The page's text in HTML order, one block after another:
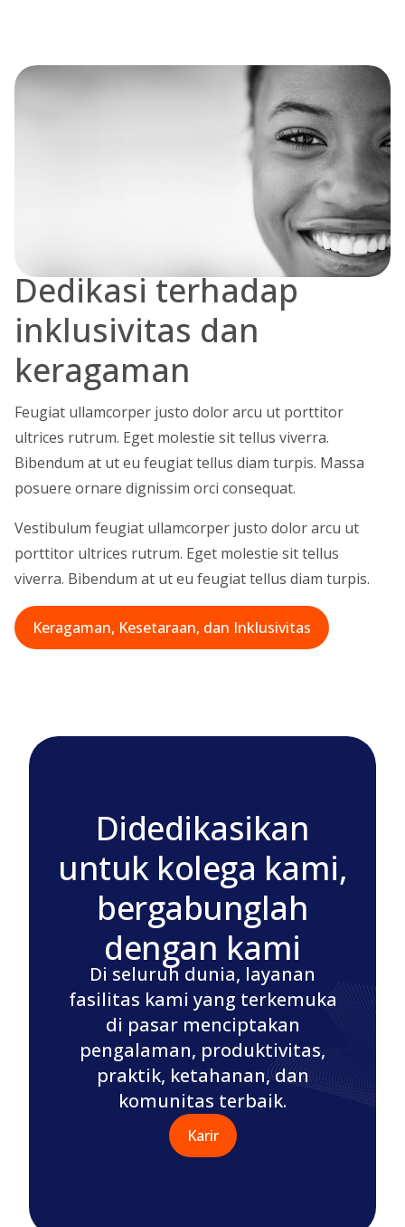
Dedikasi terhadap
inklusivitas dan
keragaman
Feugiat ullamcorper justo dolor arcu ut porttitor
ultrices rutrum. Eget molestie sit tellus viverra.
Bibendum at ut eu feugiat tellus diam turpis. Massa
posuere ornare dignissim orci consequat.
Vestibulum feugiat ullamcorper justo dolor arcu ut
porttitor ultrices rutrum. Eget molestie sit tellus
viverra. Bibendum at ut eu feugiat tellus diam turpis.
Keragaman, Kesetaraan, dan Inklusivitas
Didedikasikan
untuk kolega kami,
bergabunglah
dengan kami
Di seluruh dunia, layanan
fasilitas kami yang terkemuka
di pasar menciptakan
pengalaman, produktivitas,
praktik, ketahanan, dan
komunitas terbaik.
Karir